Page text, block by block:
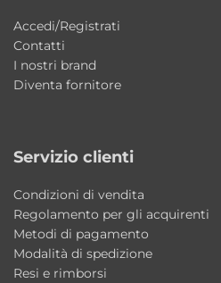
sinistra in base alle
Il cassetto è funzionale?
spazio.
Il portasciugamani è
Sì, è in acciaio inox AISI
ambienti umidi.
Accedi/Registrati
Contatti
I nostri brand
Diventa fornitore
Servizio clienti
Condizioni di vendita
Regolamento per gli acquirenti
Metodi di pagamento
Modalità di spedizione
Resi e rimborsi